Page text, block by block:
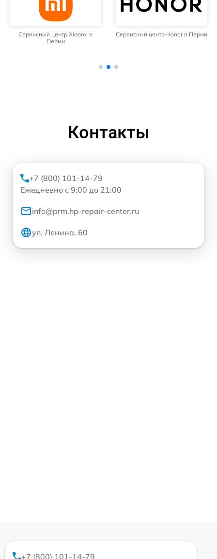
Сервисный центр Xiaomi в
Перми
Сервисный центр Honor в Перми
Контакты
+7 (800) 101-14-79
Ежедневно с 9:00 до 21:00
info@prm.hp-repair-center.ru
ул. Ленина, 60
+7 (800) 101-14-79